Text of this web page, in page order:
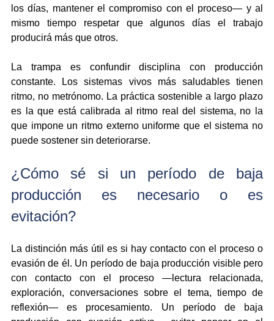
los días, mantener el compromiso con el proceso— y al
mismo tiempo respetar que algunos días el trabajo
producirá más que otros.
La trampa es confundir disciplina con producción
constante. Los sistemas vivos más saludables tienen
ritmo, no metrónomo. La práctica sostenible a largo plazo
es la que está calibrada al ritmo real del sistema, no la
que impone un ritmo externo uniforme que el sistema no
puede sostener sin deteriorarse.
¿Cómo sé si un período de baja
producción es necesario o es
evitación?
La distinción más útil es si hay contacto con el proceso o
evasión de él. Un período de baja producción visible pero
con contacto con el proceso —lectura relacionada,
exploración, conversaciones sobre el tema, tiempo de
reflexión— es procesamiento. Un período de baja